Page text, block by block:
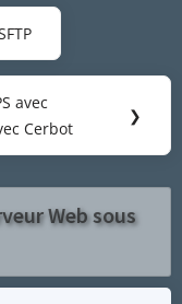
avec
Cerbot
❯
Web sous